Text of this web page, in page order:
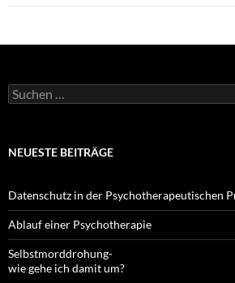
Suchen
nach:
NEUESTE BEITRÄGE
Datenschutz in der Psychotherapeutischen
Ablauf einer Psychotherapie
Selbstmorddrohung-
wie gehe ich damit um?